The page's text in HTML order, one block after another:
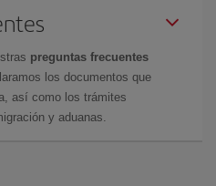
preguntas frecuentes
los documentos que
así como los trámites
y aduanas.